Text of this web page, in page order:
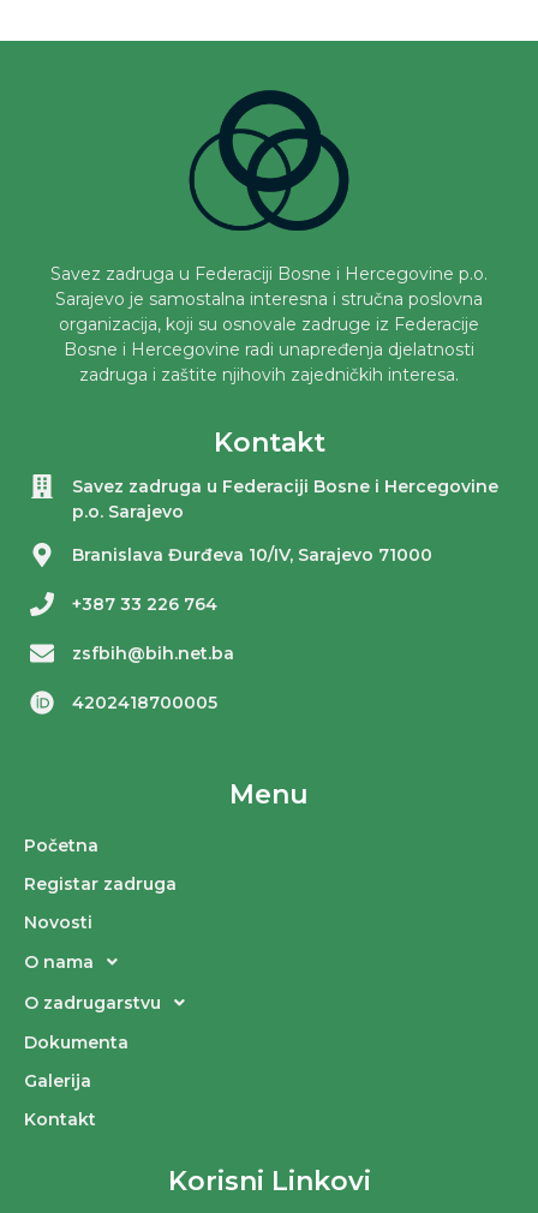
Savez zadruga u Federaciji Bosne i Hercegovine p.o.
Sarajevo je samostalna interesna i stručna poslovna
organizacija, koji su osnovale zadruge iz Federacije
Bosne i Hercegovine radi unapređenja djelatnosti
zadruga i zaštite njihovih zajedničkih interesa.
Kontakt
Savez zadruga u Federaciji Bosne i Hercegovine
p.o. Sarajevo
Branislava Đurđeva 10/IV, Sarajevo 71000
+387 33 226 764
zsfbih@bih.net.ba
4202418700005
Menu
Početna
Registar zadruga
Novosti
O nama
O zadrugarstvu
Dokumenta
Galerija
Kontakt
Korisni Linkovi